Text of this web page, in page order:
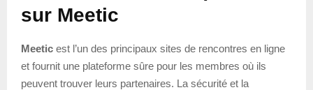
sur Meetic
Meetic est l’un des principaux sites de rencontres en ligne
et fournit une plateforme sûre pour les membres où ils
peuvent trouver leurs partenaires. La sécurité et la